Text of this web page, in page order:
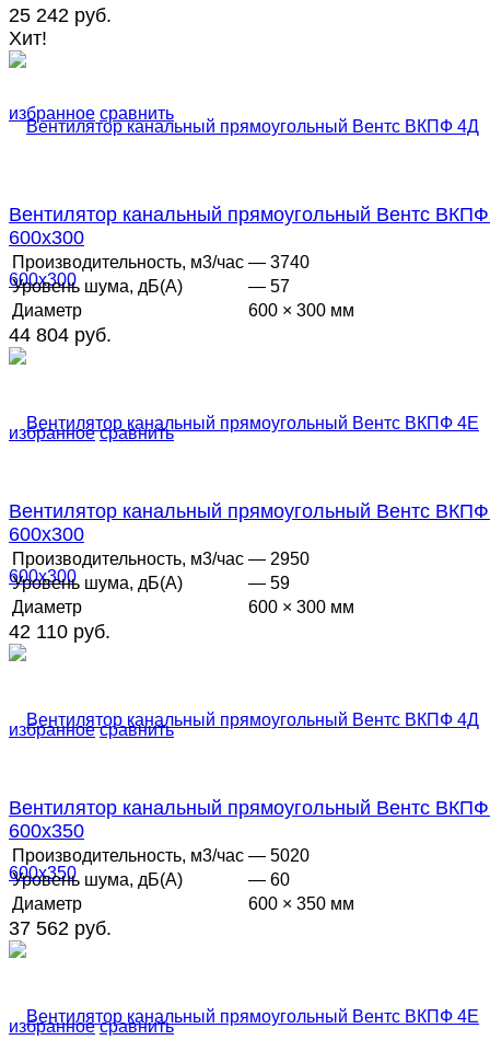
избранное сравнить
25 242 руб.
Хит!
избранное сравнить
Вентилятор канальный прямоугольный Вентс
600х300
Производительность, м3/час — 3740
Уровень шума, дБ(А)
— 57
Диаметр
600 × 300 мм
44 804 руб.
избранное сравнить
Вентилятор канальный прямоугольный Вентс
600х300
Производительность, м3/час — 2950
Уровень шума, дБ(А)
— 59
Диаметр
600 × 300 мм
42 110 руб.
избранное сравнить
Вентилятор канальный прямоугольный Вентс
600х350
Производительность, м3/час — 5020
Уровень шума, дБ(А)
— 60
Диаметр
600 × 350 мм
37 562 руб.